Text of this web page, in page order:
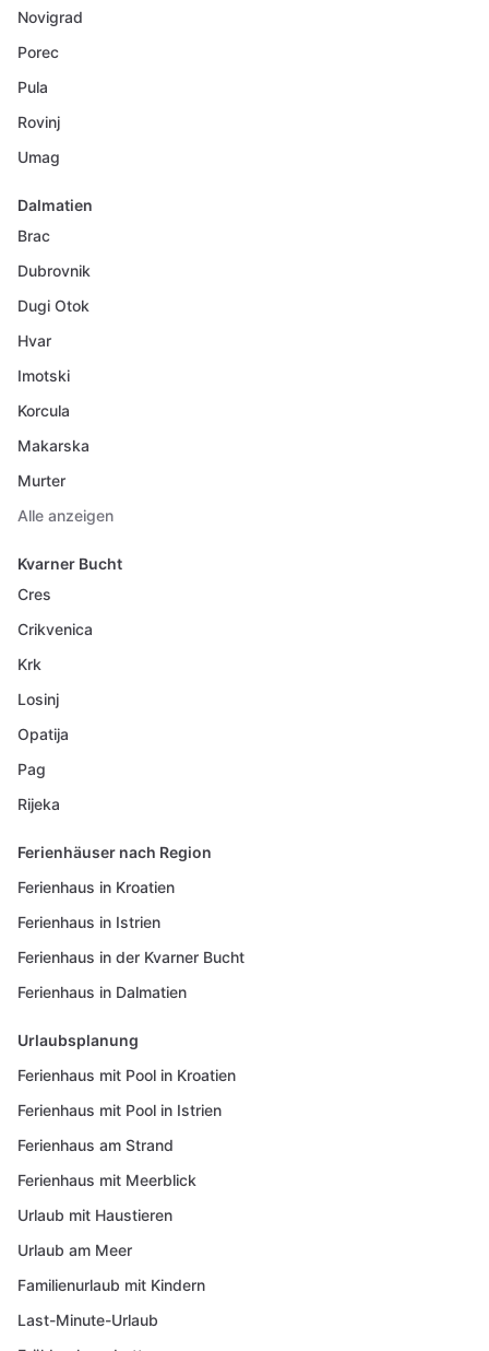
Novigrad
Porec
Pula
Rovinj
Umag
Dalmatien
Brac
Dubrovnik
Dugi Otok
Hvar
Imotski
Korcula
Makarska
Murter
Alle anzeigen
Kvarner Bucht
Cres
Crikvenica
Krk
Losinj
Opatija
Pag
Rijeka
Ferienhäuser nach Region
Ferienhaus in Kroatien
Ferienhaus in Istrien
Ferienhaus in der Kvarner Bucht
Ferienhaus in Dalmatien
Urlaubsplanung
Ferienhaus mit Pool in Kroatien
Ferienhaus mit Pool in Istrien
Ferienhaus am Strand
Ferienhaus mit Meerblick
Urlaub mit Haustieren
Urlaub am Meer
Familienurlaub mit Kindern
Last-Minute-Urlaub